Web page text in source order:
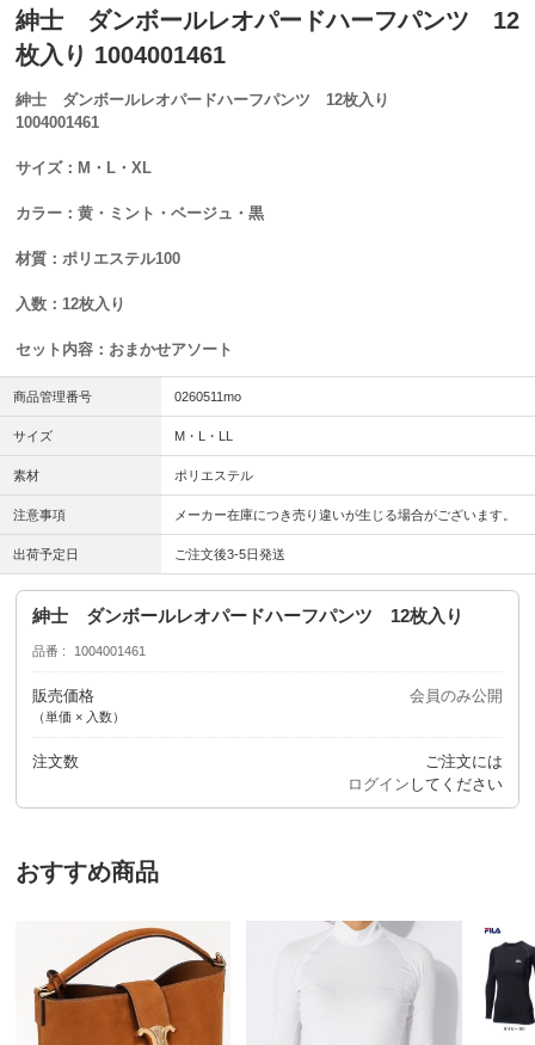
紳士 ダンボールレオパードハーフパンツ 12
枚入り 1004001461
紳士 ダンボールレオパードハーフパンツ 12枚入り
1004001461
サイズ：M・L・XL
カラー：黄・ミント・ベージュ・黒
材質：ポリエステル100
入数：12枚入り
セット内容：おまかせアソート
商品管理番号 0260511mo
サイズ M・L・LL
素材 ポリエステル
注意事項 メーカー在庫につき売り違いが生じる場合がございます。
出荷予定日 ご注文後3-5日発送
紳士 ダンボールレオパードハーフパンツ 12枚入り
品番 1004001461
販売価格
（単価 × 入数）
会員のみ公開
注文数
ご注文には
ログイン してください
おすすめ商品